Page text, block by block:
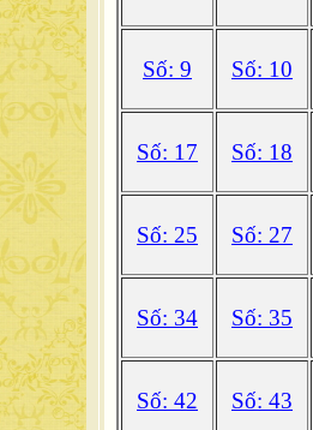
Số: 9 Số: 10
Số: 17 Số: 18
Số: 25 Số: 27
Số: 34 Số: 35
Số: 42 Số: 43